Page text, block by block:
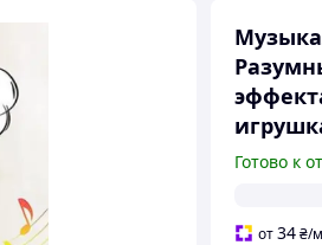
Готово к
от34 ₴/